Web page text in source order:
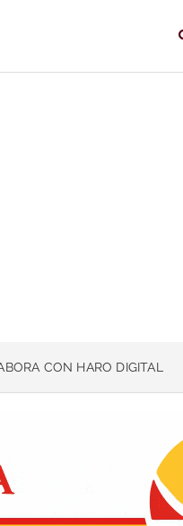
CON HARO DIGITAL